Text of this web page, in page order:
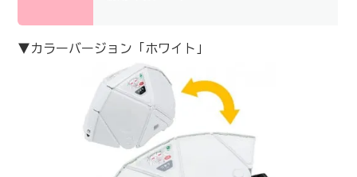
▼カラーバージョン「ホワイト」